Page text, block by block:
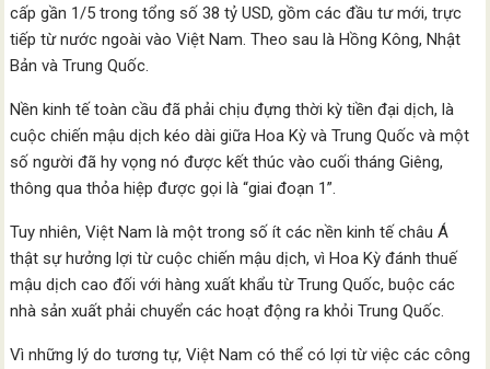
cấp gần 1/5 trong tổng số 38 tỷ USD, gồm các đầu tư mới, trực
tiếp từ nước ngoài vào Việt Nam. Theo sau là Hồng Kông, Nhật
Bản và Trung Quốc.
Nền kinh tế toàn cầu đã phải chịu đựng thời kỳ tiền đại dịch, là
cuộc chiến mậu dịch kéo dài giữa Hoa Kỳ và Trung Quốc và một
số người đã hy vọng nó được kết thúc vào cuối tháng Giêng,
thông qua thỏa hiệp được gọi là “giai đoạn 1”.
Tuy nhiên, Việt Nam là một trong số ít các nền kinh tế châu Á
thật sự hưởng lợi từ cuộc chiến mậu dịch, vì Hoa Kỳ đánh thuế
mậu dịch cao đối với hàng xuất khẩu từ Trung Quốc, buộc các
nhà sản xuất phải chuyển các hoạt động ra khỏi Trung Quốc.
Vì những lý do tương tự, Việt Nam có thể có lợi từ việc các công